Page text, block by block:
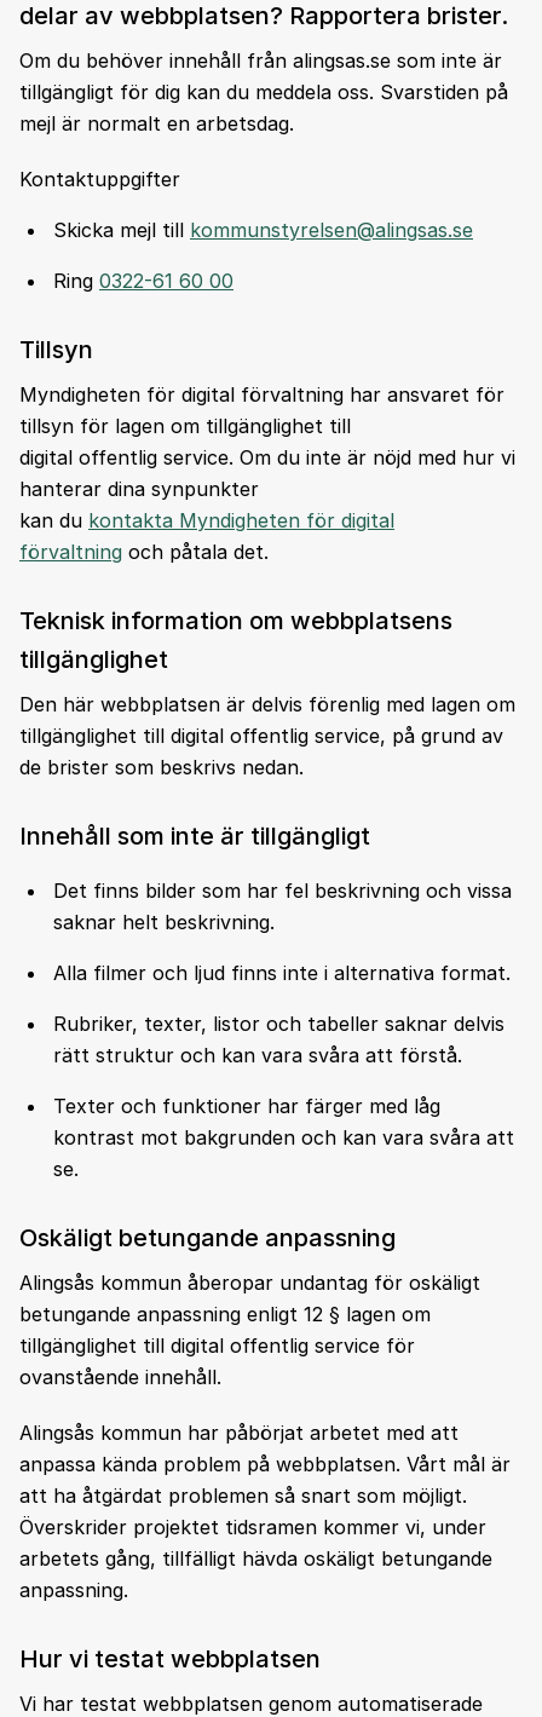
delar av webbplatsen? Rapportera brister.
Om du behöver innehåll från alingsas.se som inte är
tillgängligt för dig kan du meddela oss. Svarstiden på
mejl är normalt en arbetsdag.
Kontaktuppgifter
Skicka mejl till kommunstyrelsen@alingsas.se
Ring 0322-61 60 00
Tillsyn
Myndigheten för digital förvaltning har ansvaret för
tillsyn för lagen om tillgänglighet till
digital offentlig service. Om du inte är nöjd med hur vi
hanterar dina synpunkter
kan du kontakta Myndigheten för digital
förvaltning och påtala det.
Teknisk information om webbplatsens
tillgänglighet
Den här webbplatsen är delvis förenlig med lagen om
tillgänglighet till digital offentlig service, på grund av
de brister som beskrivs nedan.
Innehåll som inte är tillgängligt
Det finns bilder som har fel beskrivning och vissa
saknar helt beskrivning.
Alla filmer och ljud finns inte i alternativa format.
Rubriker, texter, listor och tabeller saknar delvis
rätt struktur och kan vara svåra att förstå.
Texter och funktioner har färger med låg
kontrast mot bakgrunden och kan vara svåra att
se.
Oskäligt betungande anpassning
Alingsås kommun åberopar undantag för oskäligt
betungande anpassning enligt 12 § lagen om
tillgänglighet till digital offentlig service för
ovanstående innehåll.
Alingsås kommun har påbörjat arbetet med att
anpassa kända problem på webbplatsen. Vårt mål är
att ha åtgärdat problemen så snart som möjligt.
Överskrider projektet tidsramen kommer vi, under
arbetets gång, tillfälligt hävda oskäligt betungande
anpassning.
Hur vi testat webbplatsen
Vi har testat webbplatsen genom automatiserade